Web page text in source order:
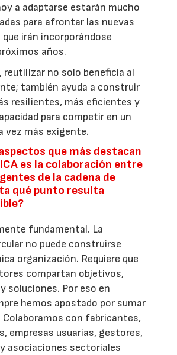
a adaptarse estarán mucho
para afrontar las nuevas
irán incorporándose
años.
reutilizar no solo beneficia al
también ayuda a construir
resilientes, más eficientes y
para competir en un
vez más exigente.
que más destacan
es la colaboración entre
de la cadena de
qué punto resulta
fundamental. La
no puede construirse
organización. Requiere que
compartan objetivos,
soluciones. Por eso en
hemos apostado por sumar
Colaboramos con fabricantes,
empresas usuarias, gestores,
asociaciones sectoriales